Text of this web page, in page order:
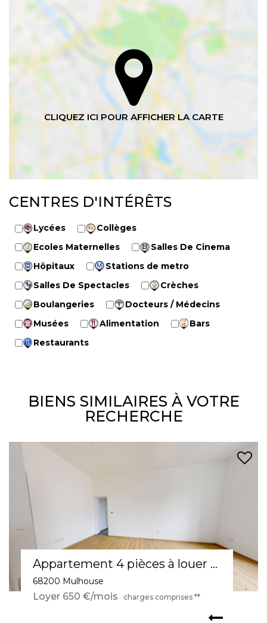
CENTRES D'INTÉRÊTS
Lycées
Collèges
Ecoles Maternelles
Salles De Cinema
Hôpitaux
Stations de metro
Salles De Spectacles
Crèches
Boulangeries
Docteurs / Médecins
Musées
Alimentation
Bars
Restaurants
BIENS SIMILAIRES À VOTRE
RECHERCHE
Appartement 3 pièces à louer à Mulhouse - Confort et tranquillité au 1er étage
68100 MULHOUSE
Loyer 590 €/mois charges comprises **